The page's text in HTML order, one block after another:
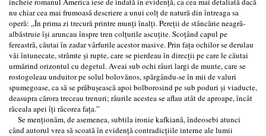
nu chiar cea mai frumoasă descriere a unui colţ de natură din întreaga sa
operă: „În prima zi trecură printre munţi înalţi. Pereţii de stâncărie neagră-
albăstruie îşi aruncau înspre tren colţurile ascuţite. Scoţând capul pe
fereastră, căutai în zadar vârfurile acestor masive. Prin faţa ochilor se derulau
văi întunecate, strâmte şi rupte, care se pierdeau în direcţii pe care le căutai
urmărind orizontul cu degetul. Aveai sub ochi râuri largi de munte, care se
rostogoleau unduitor pe solul bolovănos, spărgându-se în mii de valuri
spumegoase, ca să se prăbuşească apoi bolborosind pe sub poduri şi viaducte,
deasupra cărora treceau trenuri; râurile acestea se aflau atât de aproape, încât
răceala apei îţi răcorea faţa.”
Se menţionăm, de asemenea, subtila ironie kafkiană, îndeosebi atunci
când autorul vrea să scoată în evidenţă contradicţiile interne ale lumii